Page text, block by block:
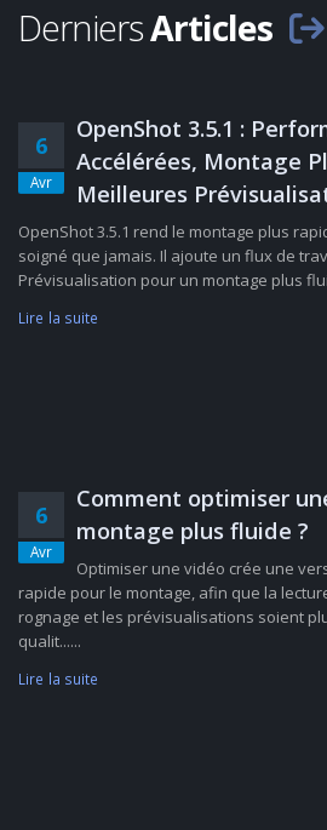
DerniersArticles
6
Avr
OpenShot 3.5.1 :
Accélérées, Montage
Meilleures
OpenShot 3.5.1 rend le montage plus
soigné que jamais. Il ajoute un flux de
Prévisualisation pour un montage plus
Lire la suite
6
Avr
Comment optimiser
montage plus fluide ?
Optimiser une vidéo crée une
rapide pour le montage, afin que la
rognage et les prévisualisations soient
qualit......
Lire la suite